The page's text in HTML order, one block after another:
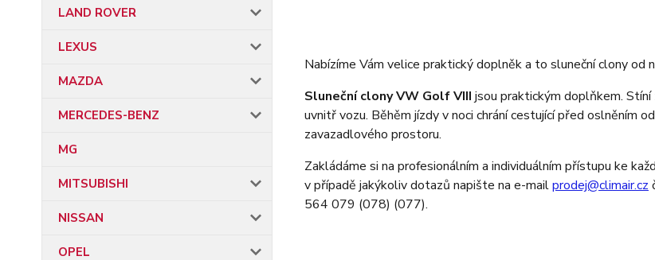
LAND ROVER
LEXUS
MAZDA
MERCEDES-BENZ
MG
MITSUBISHI
NISSAN
OPEL
Nabízíme Vám velice praktický doplněk a to sluneční clony od
Sluneční clony VW Golf VIII jsou praktickým doplňkem.
uvnitř vozu. Běhěm jízdy v noci chrání cestující před oslněním
zavazadlového prostoru.
Zakládáme si na profesionálním a individuálním přístupu ke
v případě jakýkoliv dotazů napište na e-mailprodej@climair.cz
564 079 (078) (077).